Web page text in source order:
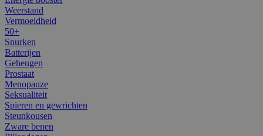
Weerstand
Vermoeidheid
50+
Snurken
Batterijen
Geheugen
Prostaat
Menopauze
Seksualiteit
Spieren en gewrichten
Steunkousen
Zware benen